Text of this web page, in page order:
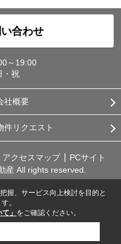
合わせ
～19:00
・祝
社概要
件リクエスト
アクセスマップ
PCサイト
産 All rights reserved.
握、サービス向上検討を目的と
。
」 をご確認ください。